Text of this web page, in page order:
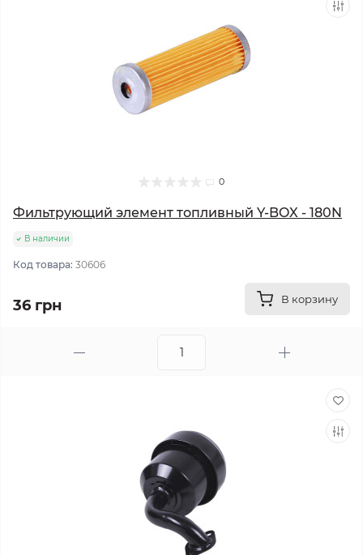
0
Фильтрующий элемент топливный Y-BOX - 180N
В наличии
Код товара: 30606
36 грн В корзину